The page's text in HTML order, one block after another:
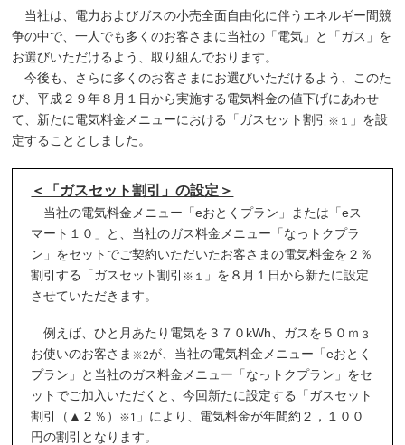
当社は、電力およびガスの小売全面自由化に伴うエネルギー間競
争の中で、一人でも多くのお客さまに当社の「電気」と「ガス」を
お選びいただけるよう、取り組んでおります。
今後も、さらに多くのお客さまにお選びいただけるよう、このた
び、平成２９年８月１日から実施する電気料金の値下げにあわせ
て、新たに電気料金メニューにおける「ガスセット割引
※１
」を設
定することとしました。
＜「ガスセット割引」の設定＞
当社の電気料金メニュー「eおとくプラン」または「eス
マート１０」と、当社のガス料金メニュー「なっトクプラ
ン」をセットでご契約いただいたお客さまの電気料金を２％
割引する「ガスセット割引
※１
」を８月１日から新たに設定
させていただきます。
例えば、ひと月あたり電気を３７０kWh、ガスを５０ｍ ３
お使いのお客さま ※2が、当社の電気料金メニュー「eおとく
プラン」と当社のガス料金メニュー「なっトクプラン」をセ
ットでご加入いただくと、今回新たに設定する「ガスセット
割引（▲２％）
※1
」により、電気料金が年間約２，１００
円の割引となります。